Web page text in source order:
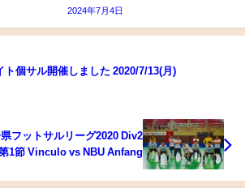
2024年7月4日
ト個サル開催しました 2020/7/13(月)
フットサルリーグ2020 Div2
1節 Vinculo vs NBU Anfang